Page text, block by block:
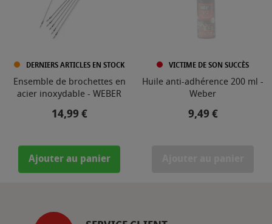
DERNIERS ARTICLES EN STOCK
Ensemble de brochettes en
acier inoxydable - WEBER
Prix
14,99 €
Ajouter au panier
VICTIME DE SON SUCCÈS
Huile anti-adhérence 200 ml -
Weber
Prix
9,49 €